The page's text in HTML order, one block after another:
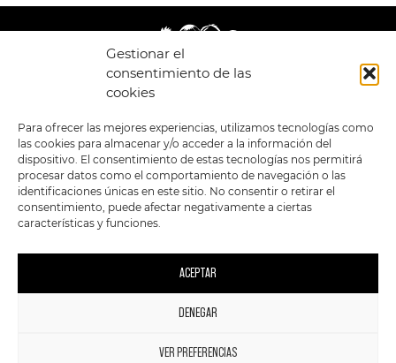
Gestionar el
consentimiento de las
cookies
Para ofrecer las mejores experiencias, utilizamos tecnologías como
las cookies para almacenar y/o acceder a la información del
dispositivo. El consentimiento de estas tecnologías nos permitirá
procesar datos como el comportamiento de navegación o las
identificaciones únicas en este sitio. No consentir o retirar el
consentimiento, puede afectar negativamente a ciertas
características y funciones.
ACEPTAR
DENEGAR
VER PREFERENCIAS
LEGAL
POLÍTICA DE
PRIVACIDAD
TÉRMINOS Y
CONDICIONES
GENERALES DE LA
POLÍTICA DE COOKIES
ENLACES
ESTILOS
FORMATOS
PREVENTAS
OFERTAS
MERCHANDISING